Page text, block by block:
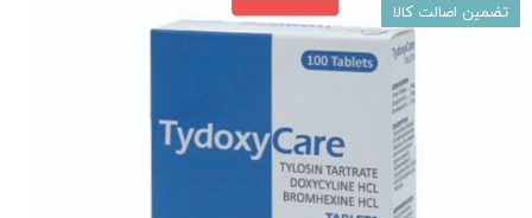
تضمین اصالت کالا